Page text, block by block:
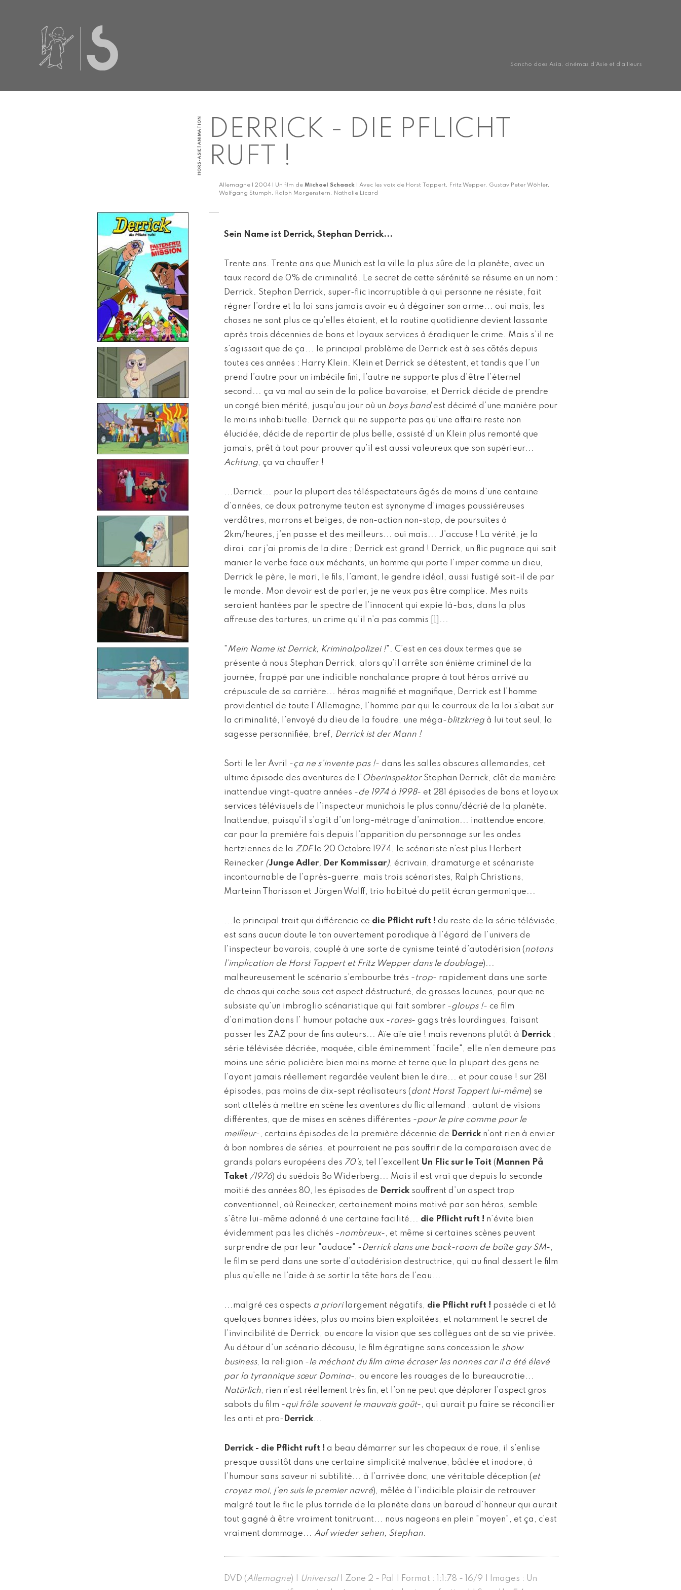
Sancho does Asia, cinémas d'Asie et d'ailleurs
HORS-ASIE | ANIMATION DERRICK - DIE PFLICHT
RUFT !
Allemagne | 2004 | Un film de Michael Schaack | Avec les voix de Horst Tappert, Fritz Wepper, Gustav Peter Wöhler,
Wolfgang Stumph, Ralph Morgenstern, Nathalie Licard
Sein Name ist Derrick, Stephan Derrick...
Trente ans. Trente ans que Munich est la ville la plus sûre de la planète, avec un
taux record de 0% de criminalité. Le secret de cette sérénité se résume en un nom :
Derrick. Stephan Derrick, super-flic incorruptible à qui personne ne résiste, fait
régner l’ordre et la loi sans jamais avoir eu à dégainer son arme... oui mais, les
choses ne sont plus ce qu’elles étaient, et la routine quotidienne devient lassante
après trois décennies de bons et loyaux services à éradiquer le crime. Mais s’il ne
s’agissait que de ça... le principal problème de Derrick est à ses côtés depuis
toutes ces années : Harry Klein. Klein et Derrick se détestent, et tandis que l’un
prend l’autre pour un imbécile fini, l’autre ne supporte plus d’être l’éternel
second... ça va mal au sein de la police bavaroise, et Derrick décide de prendre
un congé bien mérité, jusqu’au jour où un boys bandest décimé d’une manière pour
le moins inhabituelle. Derrick qui ne supporte pas qu’une affaire reste non
élucidée, décide de repartir de plus belle, assisté d’un Klein plus remonté que
jamais, prêt à tout pour prouver qu’il est aussi valeureux que son supérieur...
Achtung, ça va chauffer !
...Derrick... pour la plupart des téléspectateurs âgés de moins d’une centaine
d’années, ce doux patronyme teuton est synonyme d’images poussiéreuses
verdâtres, marrons et beiges, de non-action non-stop, de poursuites à
2km/heures, j’en passe et des meilleurs... oui mais... J’accuse ! La vérité, je la
dirai, car j’ai promis de la dire ; Derrick est grand ! Derrick, un flic pugnace qui sait
manier le verbe face aux méchants, un homme qui porte l’imper comme un dieu,
Derrick le père, le mari, le fils, l’amant, le gendre idéal, aussi fustigé soit-il de par
le monde. Mon devoir est de parler, je ne veux pas être complice. Mes nuits
seraient hantées par le spectre de l’innocent qui expie là-bas, dans la plus
affreuse des tortures, un crime qu’il n’a pas commis
...
"Mein Name ist Derrick, Kriminalpolizei !". C’est en ces doux termes que se
présente à nous Stephan Derrick, alors qu’il arrête son énième criminel de la
journée, frappé par une indicible nonchalance propre à tout héros arrivé au
crépuscule de sa carrière... héros magnifié et magnifique, Derrick est l’homme
providentiel de toute l’Allemagne, l’homme par qui le courroux de la loi s’abat sur
la criminalité, l’envoyé du dieu de la foudre, une méga-blitzkrieg à lui tout seul, la
sagesse personnifiée, bref, Derrick ist der Mann !
Sorti le 1er Avril -ça ne s’invente pas !- dans les salles obscures allemandes, cet
ultime épisode des aventures de l’ OberinspektorStephan Derrick, clôt de manière
inattendue vingt-quatre années -de 1974 à 1998- et 281 épisodes de bons et loyaux
services télévisuels de l’inspecteur munichois le plus connu/décrié de la planète.
Inattendue, puisqu’il s’agit d’un long-métrage d’animation... inattendue encore,
car pour la première fois depuis l’apparition du personnage sur les ondes
hertziennes de la ZDFle 20 Octobre 1974, le scénariste n’est plus Herbert
Reinecker (Junge Adler, Der Kommissar), écrivain, dramaturge et scénariste
incontournable de l’après-guerre, mais trois scénaristes, Ralph Christians,
Marteinn Thorisson et Jürgen Wolff, trio habitué du petit écran germanique...
...le principal trait qui différencie ce die Pflicht ruft ! du reste de la série télévisée,
est sans aucun doute le ton ouvertement parodique à l’égard de l’univers de
l’inspecteur bavarois, couplé à une sorte de cynisme teinté d’autodérision (notons
l’implication de Horst Tappert et Fritz Wepper dans le doublage)...
malheureusement le scénario s’embourbe très -trop- rapidement dans une sorte
de chaos qui cache sous cet aspect déstructuré, de grosses lacunes, pour que ne
subsiste qu’un imbroglio scénaristique qui fait sombrer -gloups !- ce film
d’animation dans l’ humour potache aux -rares- gags très lourdingues, faisant
passer les ZAZ pour de fins auteurs... Aïe aïe aie ! mais revenons plutôt à Derrick ;
série télévisée décriée, moquée, cible éminemment "facile", elle n’en demeure pas
moins une série policière bien moins morne et terne que la plupart des gens ne
l’ayant jamais réellement regardée veulent bien le dire... et pour cause ! sur 281
épisodes, pas moins de dix-sept réalisateurs (dont Horst Tappert lui-même) se
sont attelés à mettre en scène les aventures du flic allemand ; autant de visions
différentes, que de mises en scènes différentes -pour le pire comme pour le
meilleur-, certains épisodes de la première décennie de Derrick n’ont rien à envier
à bon nombres de séries, et pourraient ne pas souffrir de la comparaison avec de
grands polars européens des 70’s, tel l’excellent Un Flic sur le Toit (Mannen På
Taket /1976) du suédois Bo Widerberg... Mais il est vrai que depuis la seconde
moitié des années 80, les épisodes de Derrick souffrent d’un aspect trop
conventionnel, où Reinecker, certainement moins motivé par son héros, semble
s’être lui-même adonné à une certaine facilité... die Pflicht ruft ! n’évite bien
évidemment pas les clichés -nombreux-, et même si certaines scènes peuvent
surprendre de par leur "audace" -Derrick dans une back-room de boîte gay SM-,
le film se perd dans une sorte d’autodérision destructrice, qui au final dessert le film
plus qu’elle ne l’aide à se sortir la tête hors de l’eau...
...malgré ces aspects a priorilargement négatifs, die Pflicht ruft ! possède ci et là
quelques bonnes idées, plus ou moins bien exploitées, et notamment le secret de
l’invincibilité de Derrick, ou encore la vision que ses collègues ont de sa vie privée.
Au détour d’un scénario décousu, le film égratigne sans concession le show
business, la religion -le méchant du film aime écraser les nonnes car il a été élevé
par la tyrannique sœur Domina-, ou encore les rouages de la bureaucratie...
Natürlich, rien n’est réellement très fin, et l’on ne peut que déplorer l’aspect gros
sabots du film -qui frôle souvent le mauvais goût-, qui aurait pu faire se réconcilier
les anti et pro- Derrick...
Derrick - die Pflicht ruft ! a beau démarrer sur les chapeaux de roue, il s’enlise
presque aussitôt dans une certaine simplicité malvenue, bâclée et inodore, à
l’humour sans saveur ni subtilité... à l’arrivée donc, une véritable déception (et
croyez moi, j’en suis le premier navré), mêlée à l’indicible plaisir de retrouver
malgré tout le flic le plus torride de la planète dans un baroud d’honneur qui aurait
tout gagné à être vraiment tonitruant... nous nageons en plein "moyen", et ça, c’est
vraiment dommage... Auf wieder sehen, Stephan.
DVD (Allemagne) | Universal| Zone 2 - Pal | Format : 1:1:78 - 16/9 | Images : Un